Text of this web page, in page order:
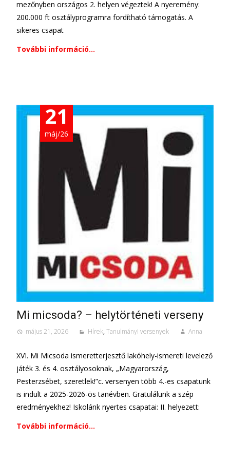
mezőnyben országos 2. helyen végeztek! A nyeremény:
200.000 ft osztályprogramra fordítható támogatás. A
sikeres csapat
További információ…
21
máj/26
Mi micsoda? – helytörténeti verseny
május 21, 2026 Hírek,Tanulmányi versenyek Anna
XVI. Mi Micsoda ismeretterjesztő lakóhely-ismereti levelező
játék 3. és 4. osztályosoknak, „Magyarország,
Pesterzsébet, szeretlek!”c. versenyen több 4.-es csapatunk
is indult a 2025-2026-ös tanévben. Gratulálunk a szép
eredményekhez! Iskolánk nyertes csapatai: II. helyezett:
További információ…